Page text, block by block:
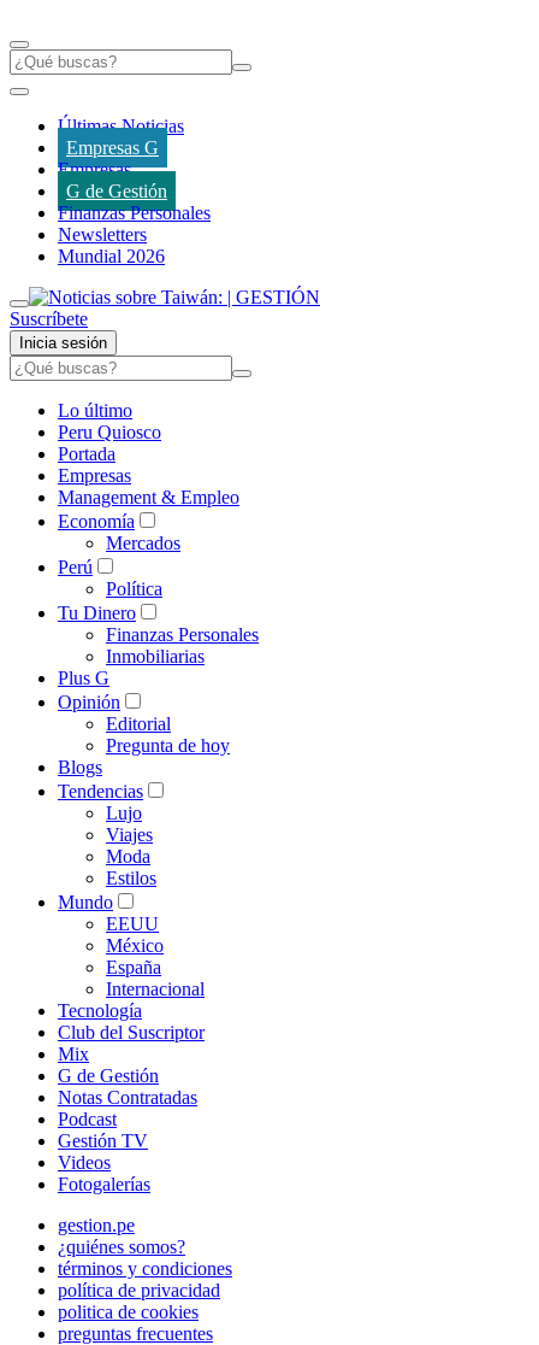
Últimas Noticias
Empresas G
Empresas
G de Gestión
Finanzas Personales
Newsletters
Mundial 2026
Suscríbete
Inicia sesión
Lo último
Peru Quiosco
Portada
Empresas
Management & Empleo
Economía
Mercados
Perú
Política
Tu Dinero
Finanzas Personales
Inmobiliarias
Plus G
Opinión
Editorial
Pregunta de hoy
Blogs
Tendencias
Lujo
Viajes
Moda
Estilos
Mundo
EEUU
México
España
Internacional
Tecnología
Club del Suscriptor
Mix
G de Gestión
Notas Contratadas
Podcast
Gestión TV
Videos
Fotogalerías
gestion.pe
¿quiénes somos?
términos y condiciones
política de privacidad
politica de cookies
preguntas frecuentes